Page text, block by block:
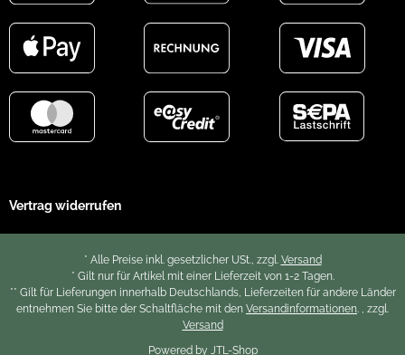
Vertrag widerrufen
* Alle Preise inkl. gesetzlicher USt., zzgl. Versand
* Gilt nur für Artikel mit einer Lieferzeit von 1-2 Tagen.
** Gilt für Lieferungen innerhalb Deutschlands, Lieferzeiten für andere Länder
entnehmen Sie bitte der Schaltfläche mit den Versandinformationen. , zzgl.
Versand
Powered by JTL-Shop